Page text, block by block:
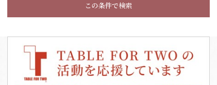
この条件で検索